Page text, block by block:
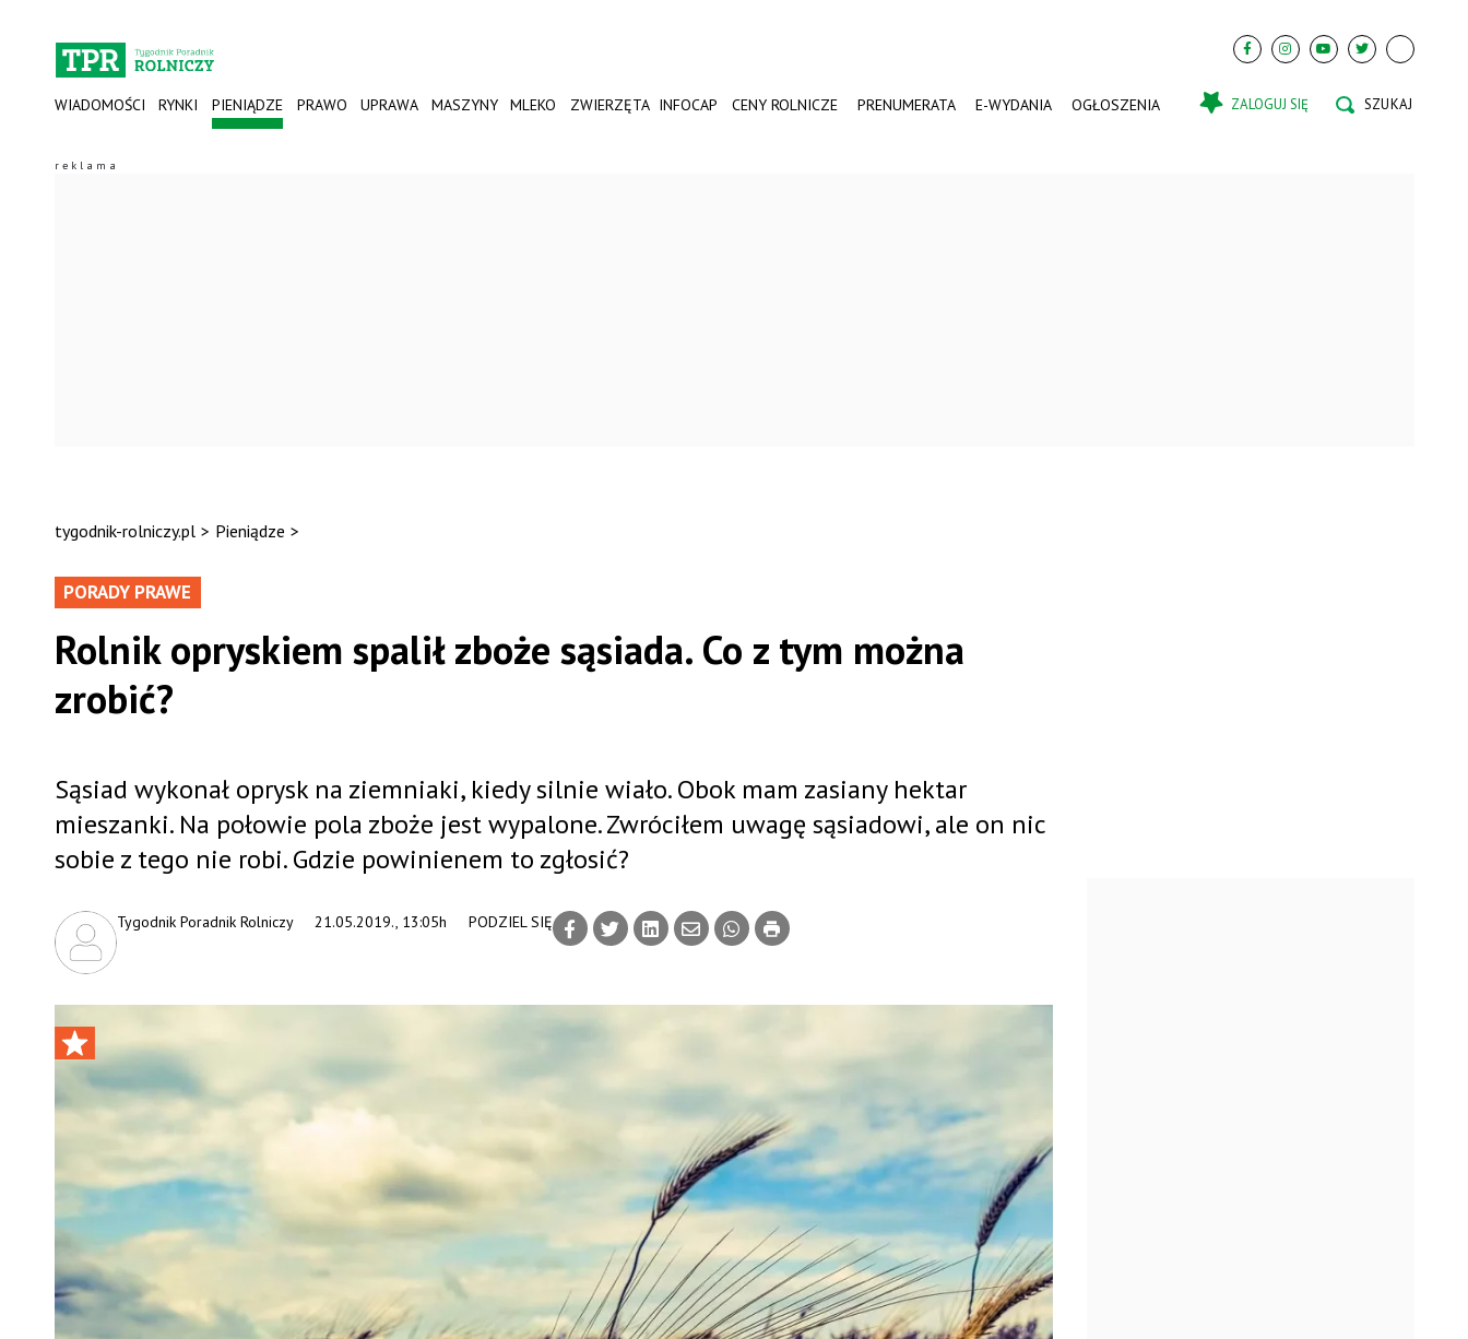
WIADOMOŚCI RYNKI PIENIĄDZE PRAWO UPRAWA MASZYNY MLEKO ZWIERZĘTA INFOCAP CENY ROLNICZE PRENUMERATA E-WYDANIA OGŁOSZENIA ZALOGUJ SIĘ
tygodnik-rolniczy.pl > Pieniądze >
PORADY PRAWE
Rolnik opryskiem spalił zboże sąsiada. Co z tym można
zrobić?
21.05.2019., 13:05h
Tygodnik Poradnik Rolniczy PODZIEL SIĘ
Sąsiad wykonał oprysk na ziemniaki, kiedy silnie wiało. Obok mam zasiany hektar
mieszanki. Na połowie pola zboże jest wypalone. Zwróciłem uwagę sąsiadowi, ale on nic
sobie z tego nie robi. Gdzie powinienem to zgłosić?